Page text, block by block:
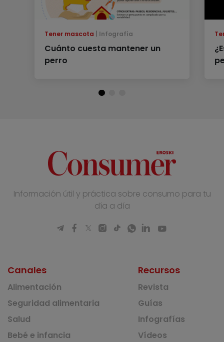
Tener mascota Infografía
Cuánto cuesta mantener un
perro
Información útil y práctica sobre consumo para tu
día a día
Canales
Alimentación
Seguridad alimentaria
Salud
Bebé e infancia
Recursos
Revista
Guías
Infografías
Vídeos